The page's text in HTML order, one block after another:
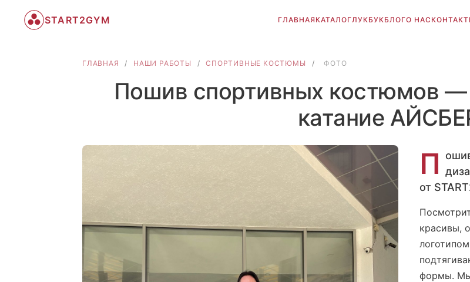
START2GYM ГЛАВНАЯКАТАЛОГЛУКБУКБЛОГО НАС
ГЛАВНАЯ / НАШИ РАБОТЫ / СПОРТИВНЫЕ КОСТЮМЫ / ФОТО
Пошив спортивных костюмов —
катание
П
от
красивы,
формы. Мы